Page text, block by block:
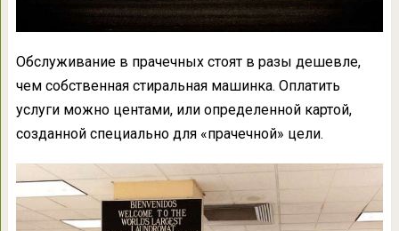
Обслуживание в прачечных стоят в разы дешевле,
чем собственная стиральная машинка. Оплатить
услуги можно центами, или определенной картой,
созданной специально для «прачечной» цели.